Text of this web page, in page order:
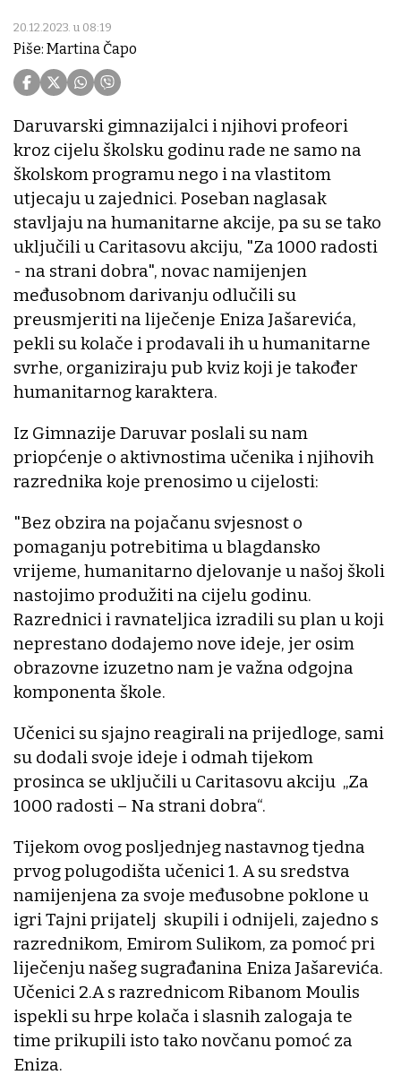
20.12.2023. u 08:19
Piše: Martina Čapo
Daruvarski gimnazijalci i njihovi profeori
kroz cijelu školsku godinu rade ne samo na
školskom programu nego i na vlastitom
utjecaju u zajednici. Poseban naglasak
stavljaju na humanitarne akcije, pa su se tako
uključili u Caritasovu akciju, "Za 1000 radosti
- na strani dobra", novac namijenjen
međusobnom darivanju odlučili su
preusmjeriti na liječenje Eniza Jašarevića,
pekli su kolače i prodavali ih u humanitarne
svrhe, organiziraju pub kviz koji je također
humanitarnog karaktera.
Iz Gimnazije Daruvar poslali su nam
priopćenje o aktivnostima učenika i njihovih
razrednika koje prenosimo u cijelosti:
"Bez obzira na pojačanu svjesnost o
pomaganju potrebitima u blagdansko
vrijeme, humanitarno djelovanje u našoj školi
nastojimo produžiti na cijelu godinu.
Razrednici i ravnateljica izradili su plan u koji
neprestano dodajemo nove ideje, jer osim
obrazovne izuzetno nam je važna odgojna
komponenta škole.
Učenici su sjajno reagirali na prijedloge, sami
su dodali svoje ideje i odmah tijekom
prosinca se uključili u Caritasovu akciju „Za
1000 radosti – Na strani dobra“.
Tijekom ovog posljednjeg nastavnog tjedna
prvog polugodišta učenici 1. A su sredstva
namijenjena za svoje međusobne poklone u
igri Tajni prijatelj skupili i odnijeli, zajedno s
razrednikom, Emirom Sulikom, za pomoć pri
liječenju našeg sugrađanina Eniza Jašarevića.
Učenici 2.A s razrednicom Ribanom Moulis
ispekli su hrpe kolača i slasnih zalogaja te
time prikupili isto tako novčanu pomoć za
Eniza.